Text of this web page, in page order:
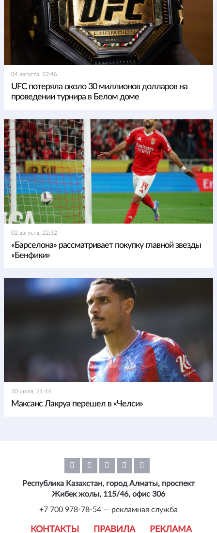
04 августа, 22:46
UFC потеряла около 30 миллионов долларов на
проведении турнира в Белом доме
02 августа, 22:32
«Барселона» рассматривает покупку главной звезды
«Бенфики»
30 июля, 21:44
Максанс Лакруа перешел в «Челси»
КОНТАКТЫ ПРАВИЛА РЕКЛАМА
Республика Казахстан, город Алматы, проспект
Жибек жолы, 115/46, офис 306
+7 700 978-78-54 — рекламная служба